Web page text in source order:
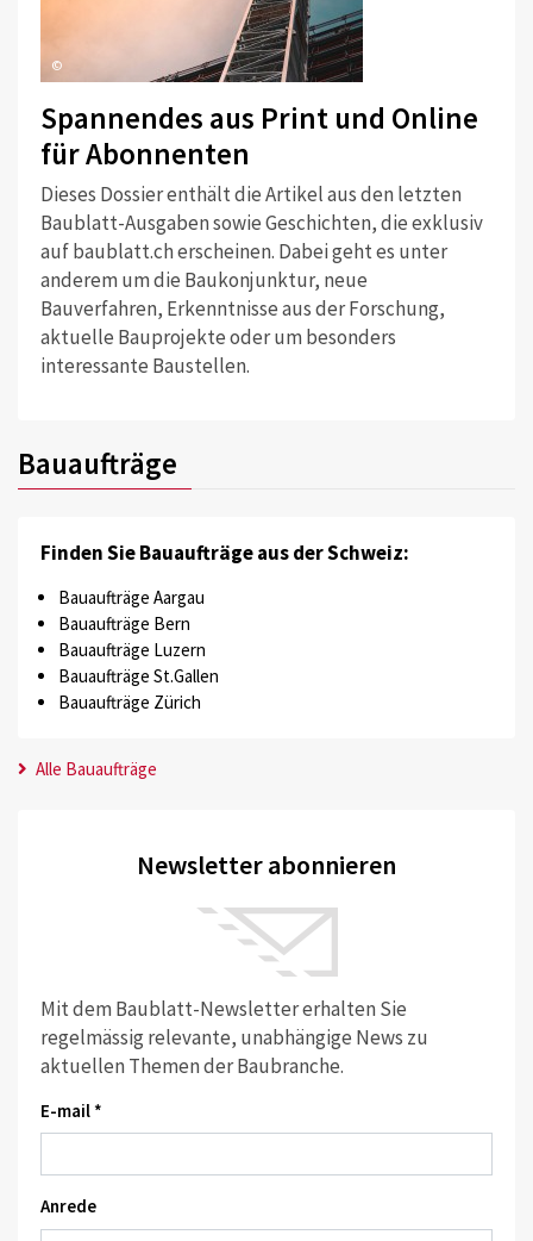
©
Spannendes aus Print und Online
für Abonnenten
Dieses Dossier enthält die Artikel aus den letzten
Baublatt-Ausgaben sowie Geschichten, die exklusiv
auf baublatt.ch erscheinen. Dabei geht es unter
anderem um die Baukonjunktur, neue
Bauverfahren, Erkenntnisse aus der Forschung,
aktuelle Bauprojekte oder um besonders
interessante Baustellen.
Bauaufträge
Finden Sie Bauaufträge aus der Schweiz:
Bauaufträge Aargau
Bauaufträge Bern
Bauaufträge Luzern
Bauaufträge St.Gallen
Bauaufträge Zürich
Alle Bauaufträge
Newsletter abonnieren
Mit dem Baublatt-Newsletter erhalten Sie
regelmässig relevante, unabhängige News zu
aktuellen Themen der Baubranche.
E-mail *
Anrede